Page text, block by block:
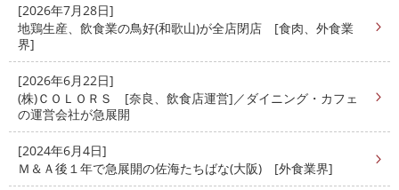
[2026年7月28日]
地鶏生産、飲食業の鳥好(和歌山)が全店閉店 [食肉、外食業
界]
[2026年6月22日]
(株)ＣＯＬＯＲＳ [奈良、飲食店運営]／ダイニング・カフェ
の運営会社が急展開
[2024年6月4日]
Ｍ＆Ａ後１年で急展開の佐海たちばな(大阪) [外食業界]